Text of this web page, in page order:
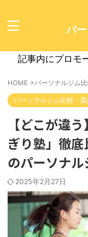
パ
記事内にプロモ
HOME >パーソナルジム
パーソナルジム比較・選
【どこが違
ぎり塾」徹
のパーソナル
2025年2月27日